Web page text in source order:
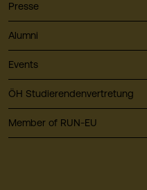
Presse
Alumni
Events
ÖH Studierendenvertretung
Member of RUN-EU